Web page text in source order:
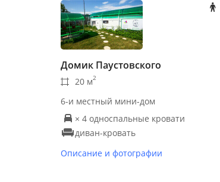
Домик Паустовского
20 м2
6-и местный мини-дом
× 4 односпальные кровати
диван-кровать
Описание и фотографии